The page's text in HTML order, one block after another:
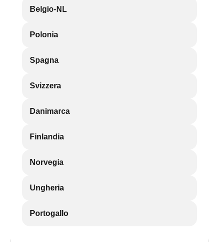
Belgio-NL
Polonia
Spagna
Svizzera
Danimarca
Finlandia
Norvegia
Ungheria
Portogallo